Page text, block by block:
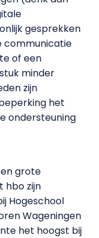
gesprekken
communicatie
of een
minder
zijn
het
ondersteuning
grote
hbo zijn
Hogeschool
Wageningen
het hoogst bij